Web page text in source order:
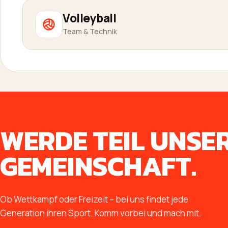
Volleyball
Team & Technik
WERDE TEIL
GEMEINSCHAFT.
Ob Wettkampf oder Freizeit – bei uns findet jede
Generation ihren Sport. Komm vorbei und mach mit.